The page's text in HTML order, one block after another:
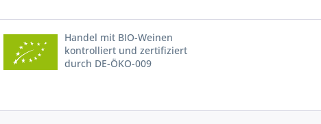
Handel mit BIO-Weinen
kontrolliert und zertifiziert
durch DE-ÖKO-009